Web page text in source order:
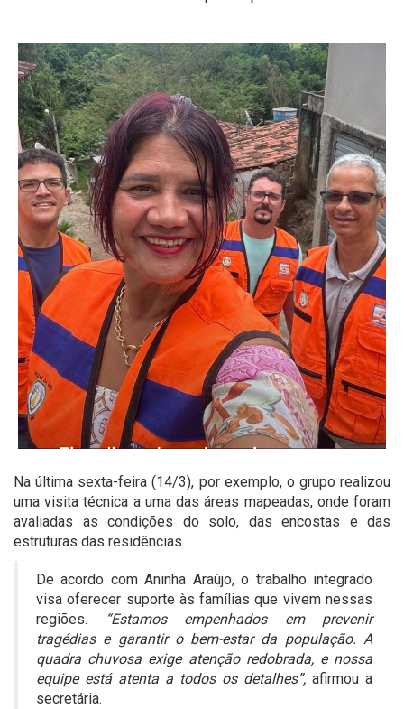
Na última sexta-feira (14/3), por exemplo, o grupo realizou
uma visita técnica a uma das áreas mapeadas, onde foram
avaliadas as condições do solo, das encostas e das
estruturas das residências.
De acordo com Aninha Araújo, o trabalho integrado
visa oferecer suporte às famílias que vivem nessas
regiões. “Estamos empenhados em prevenir
tragédias e garantir o bem-estar da população. A
quadra chuvosa exige atenção redobrada, e nossa
equipe está atenta a todos os detalhes”, afirmou a
secretária.